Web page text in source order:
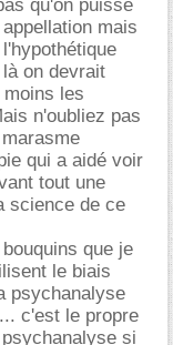
qu'on puisse
mais
on devrait
les
n'oubliez pas
qui a aidé voir
tout une
science de ce
que je
le biais
psychanalyse
c'est le propre
si